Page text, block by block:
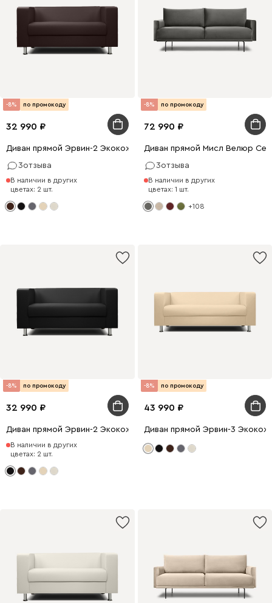
-8% по промокоду
32 990
Диван прямой Эрвин-2 Экокожа Коричневый
3отзыва
В наличии в других
цветах: 2 шт.
-8% по промокоду
72 990
Диван прямой Мисл Велюр
3отзыва
В наличии в других
цветах: 1 шт.
+108
-8% по промокоду
32 990
Диван прямой Эрвин-2 Экокожа Черный
В наличии в других
цветах: 2 шт.
-8% по промокоду
43 990
Диван прямой Эрвин-3